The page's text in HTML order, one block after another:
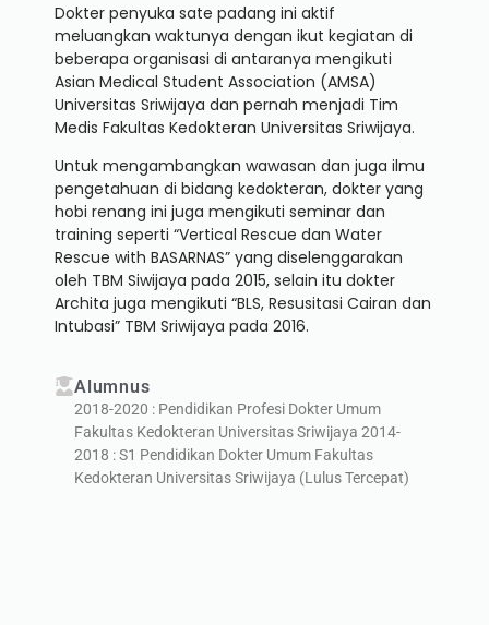
Dokter penyuka sate padang ini aktif
meluangkan waktunya dengan ikut kegiatan di
beberapa organisasi di antaranya mengikuti
Asian Medical Student Association (AMSA)
Universitas Sriwijaya dan pernah menjadi Tim
Medis Fakultas Kedokteran Universitas Sriwijaya.
Untuk mengambangkan wawasan dan juga ilmu
pengetahuan di bidang kedokteran, dokter yang
hobi renang ini juga mengikuti seminar dan
training seperti “Vertical Rescue dan Water
Rescue with BASARNAS” yang diselenggarakan
oleh TBM Siwijaya pada 2015, selain itu dokter
Archita juga mengikuti “BLS, Resusitasi Cairan dan
Intubasi” TBM Sriwijaya pada 2016.
Alumnus
2018-2020 : Pendidikan Profesi Dokter Umum
Fakultas Kedokteran Universitas Sriwijaya 2014-
2018 : S1 Pendidikan Dokter Umum Fakultas
Kedokteran Universitas Sriwijaya (Lulus Tercepat)